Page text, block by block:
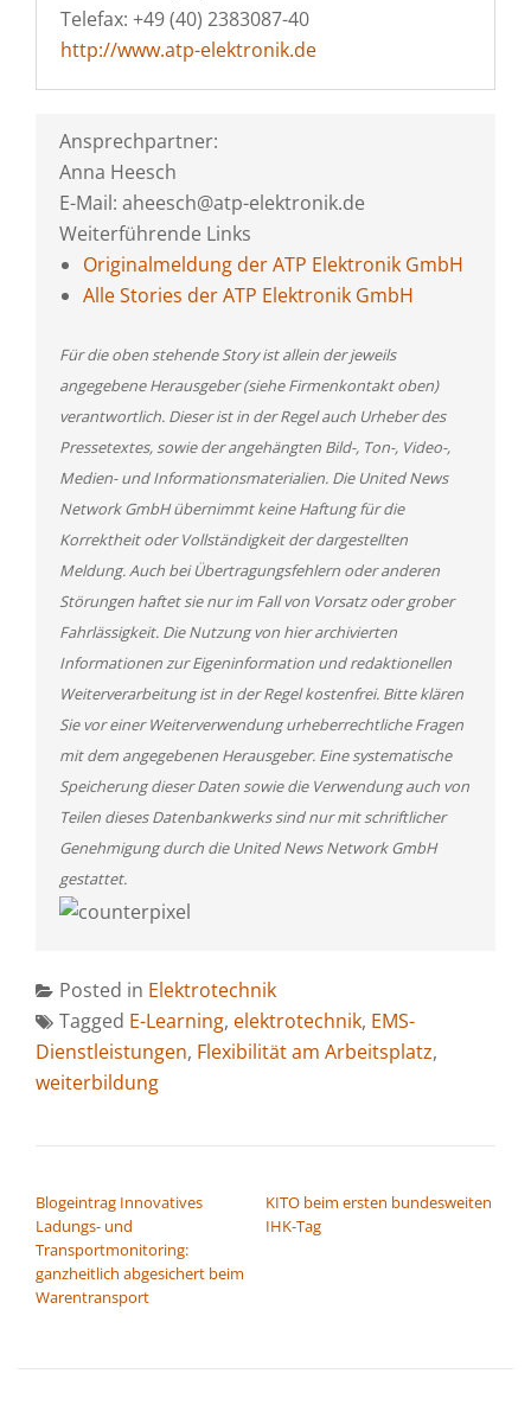
Telefax: +49 (40) 2383087-40
http://www.atp-elektronik.de
Ansprechpartner:
Anna Heesch
E-Mail: aheesch@atp-elektronik.de
Weiterführende Links
Originalmeldung der ATP Elektronik GmbH
Alle Stories der ATP Elektronik GmbH
Für die oben stehende Story ist allein der jeweils
angegebene Herausgeber (siehe Firmenkontakt oben)
verantwortlich. Dieser ist in der Regel auch Urheber des
Pressetextes, sowie der angehängten Bild-, Ton-, Video-,
Medien- und Informationsmaterialien. Die United News
Network GmbH übernimmt keine Haftung für die
Korrektheit oder Vollständigkeit der dargestellten
Meldung. Auch bei Übertragungsfehlern oder anderen
Störungen haftet sie nur im Fall von Vorsatz oder grober
Fahrlässigkeit. Die Nutzung von hier archivierten
Informationen zur Eigeninformation und redaktionellen
Weiterverarbeitung ist in der Regel kostenfrei. Bitte klären
Sie vor einer Weiterverwendung urheberrechtliche Fragen
mit dem angegebenen Herausgeber. Eine systematische
Speicherung dieser Daten sowie die Verwendung auch von
Teilen dieses Datenbankwerks sind nur mit schriftlicher
Genehmigung durch die United News Network GmbH
gestattet.
Posted in Elektrotechnik
Tagged E-Learning, elektrotechnik, EMS-
Dienstleistungen, Flexibilität am Arbeitsplatz,
weiterbildung
Blogeintrag Innovatives
Ladungs- und
Transportmonitoring:
ganzheitlich abgesichert beim
Warentransport
KITO beim ersten bundesweiten
IHK-Tag